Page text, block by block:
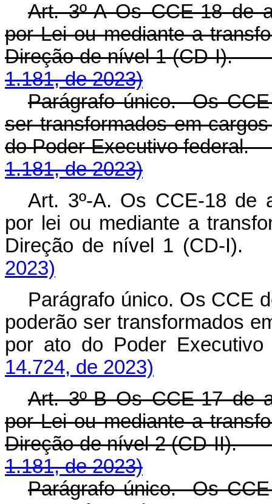
Art. 3º-A Os CCE-18 de
por Lei ou mediante a
Direção de nível 1 (CD-
1.181, de 2023)
Parágrafo único. Os
ser transformados em
do Poder Executivo
1.181, de 2023)
Art. 3º-A. Os CCE-18 de
por lei ou mediante a
Direção de nível 1
2023)
Parágrafo único. Os CCE
poderão ser transformados
por ato do Poder
14.724, de 2023)
Art. 3º-B Os CCE-17 de
por Lei ou mediante a
Direção de nível 2 (CD-
1.181, de 2023)
Parágrafo único. Os